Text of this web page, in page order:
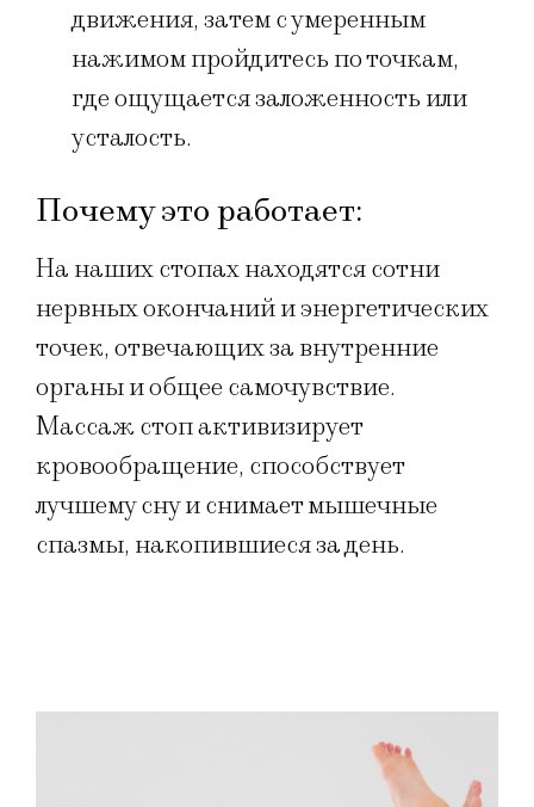
движения, затем с умеренным
нажимом пройдитесь по точкам,
где ощущается заложенность или
усталость.
Почему это работает:
На наших стопах находятся сотни
нервных окончаний и энергетических
точек, отвечающих за внутренние
органы и общее самочувствие.
Массаж стоп активизирует
кровообращение, способствует
лучшему сну и снимает мышечные
спазмы, накопившиеся за день.